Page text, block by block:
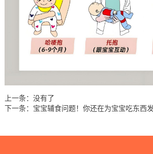
上一条：没有了
下一条： 宝宝辅食问题！你还在为宝宝吃东西发